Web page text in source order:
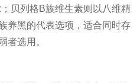
贝列格B族维生素则以八维精
养黑的代表选项，适合同时存
者选用。